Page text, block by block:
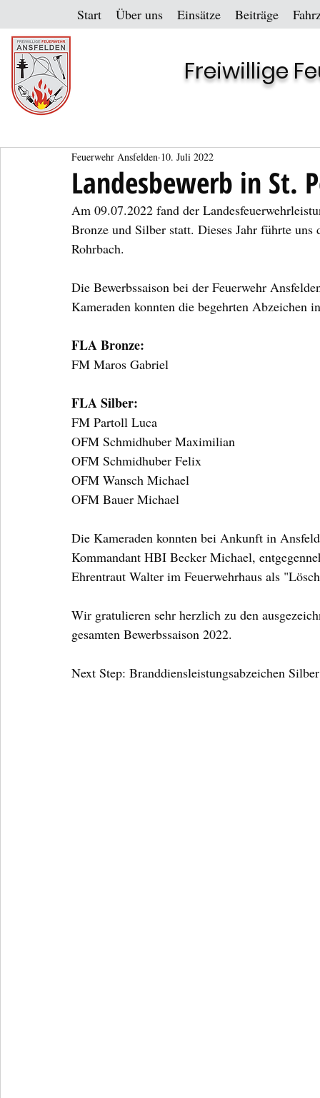
Start Über uns Einsätze Beiträge
Freiwillige
Landesbewerb in St.
Feuerwehr Ansfelden 10. Juli 2022
Am 09.07.2022 fand der
Bronze und Silber statt. Dieses Jahr führte
Rohrbach.
Die Bewerbssaison bei der Feuerwehr
Kameraden konnten die begehrten Abzeichen
FLA Bronze:
FM Maros Gabriel
FLA Silber:
FM Partoll Luca
OFM Schmidhuber Maximilian
OFM Schmidhuber Felix
OFM Wansch Michael
OFM Bauer Michael
Die Kameraden konnten bei Ankunft in
Kommandant HBI Becker Michael,
Ehrentraut Walter im Feuerwehrhaus als
Wir gratulieren sehr herzlich zu den
gesamten Bewerbssaison 2022.
Next Step: Branddiensleistungsabzeichen